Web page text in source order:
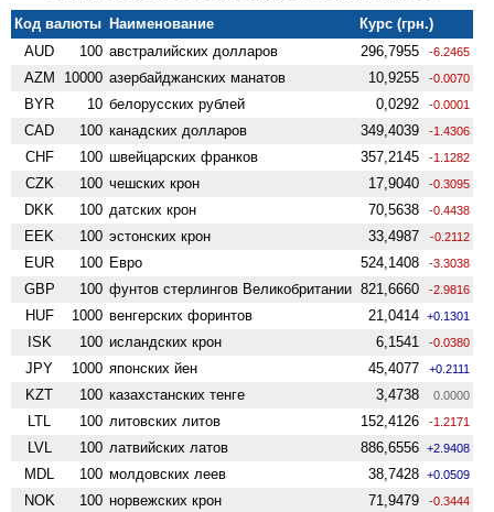
Код валюты Наименование
Курс (грн.)
AUD
100 австралийских долларов 296,7955 -6.2465
AZM 10000 азербайджанских манатов 10,9255 -0.0070
BYR 10 белорусских рублей 0,0292 -0.0001
CAD 100 канадских долларов 349,4039 -1.4306
CHF 100 швейцарских франков 357,2145 -1.1282
CZK 100 чешских крон 17,9040 -0.3095
DKK 100 датских крон 70,5638 -0.4438
EEK 100 эстонских крон 33,4987 -0.2112
EUR 100 Евро 524,1408 -3.3038
GBP 100 фунтов стерлингов Велико­британии 821,6660 -2.9816
HUF 1000 венгерских форинтов 21,0414 +0.1301
ISK 100 исландских крон 6,1541 -0.0380
JPY 1000 японских йен 45,4077 +0.2111
KZT 100 казахстанских тенге 3,4738 0.0000
LTL 100 литовских литов 152,4126 -1.2171
LVL 100 латвийских латов 886,6556 +2.9408
MDL 100 молдовских леев 38,7428 +0.0509
NOK 100 норвежских крон 71,9479 -0.3444